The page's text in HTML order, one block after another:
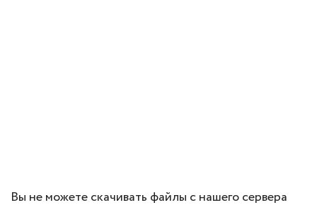
Вы не можете скачивать файлы с нашего сервера